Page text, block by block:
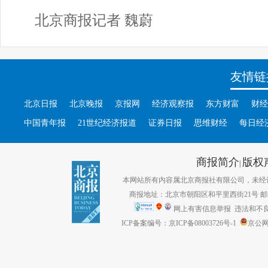
北京商报记者 魏蔚
友情
北京日报 北京晚报 京报网 经济观察报 东方财富 财
中国青年报 21世纪经济报道 证券日报 思维财经 每日经
商报简介| 版权
本网站所有内容属北京商报社有限公司，未经
商报地址：北京市朝阳区和平里西街21号
网上有害信息举报 违法和不
ICP备案编号：京ICP备08003726号-1
京公